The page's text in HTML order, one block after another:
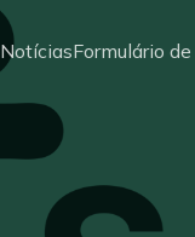
NotíciasFormulário